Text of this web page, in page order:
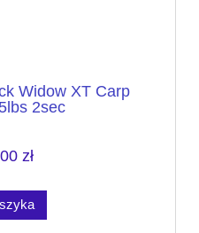
Widow XT Carp
2sec
zł